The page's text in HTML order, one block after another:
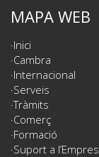
MAPA WEB
Inici
Cambra
Internacional
Serveis
Tràmits
Comerç
Formació
Suport a